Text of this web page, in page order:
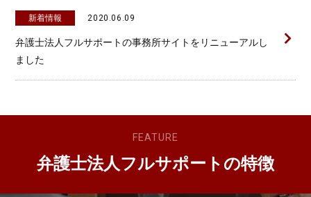
新着情報 2020.06.09
弁護士法人フルサポートの事務所サイトをリニューアルし
ました
FEATURE
弁護士法人フルサポートの特徴